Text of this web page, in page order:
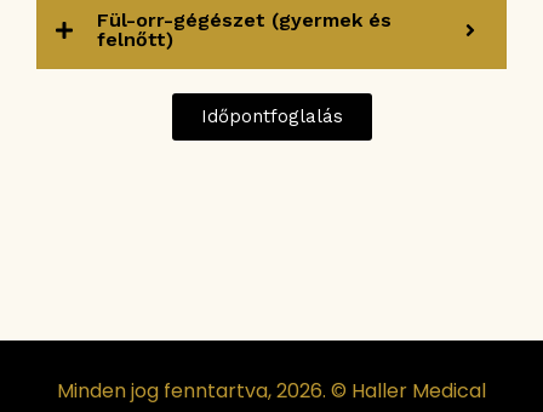
Fül-orr-gégészet (gyermek és
felnőtt)
Időpontfoglalás
Minden jog fenntartva, 2026. © Haller Medical